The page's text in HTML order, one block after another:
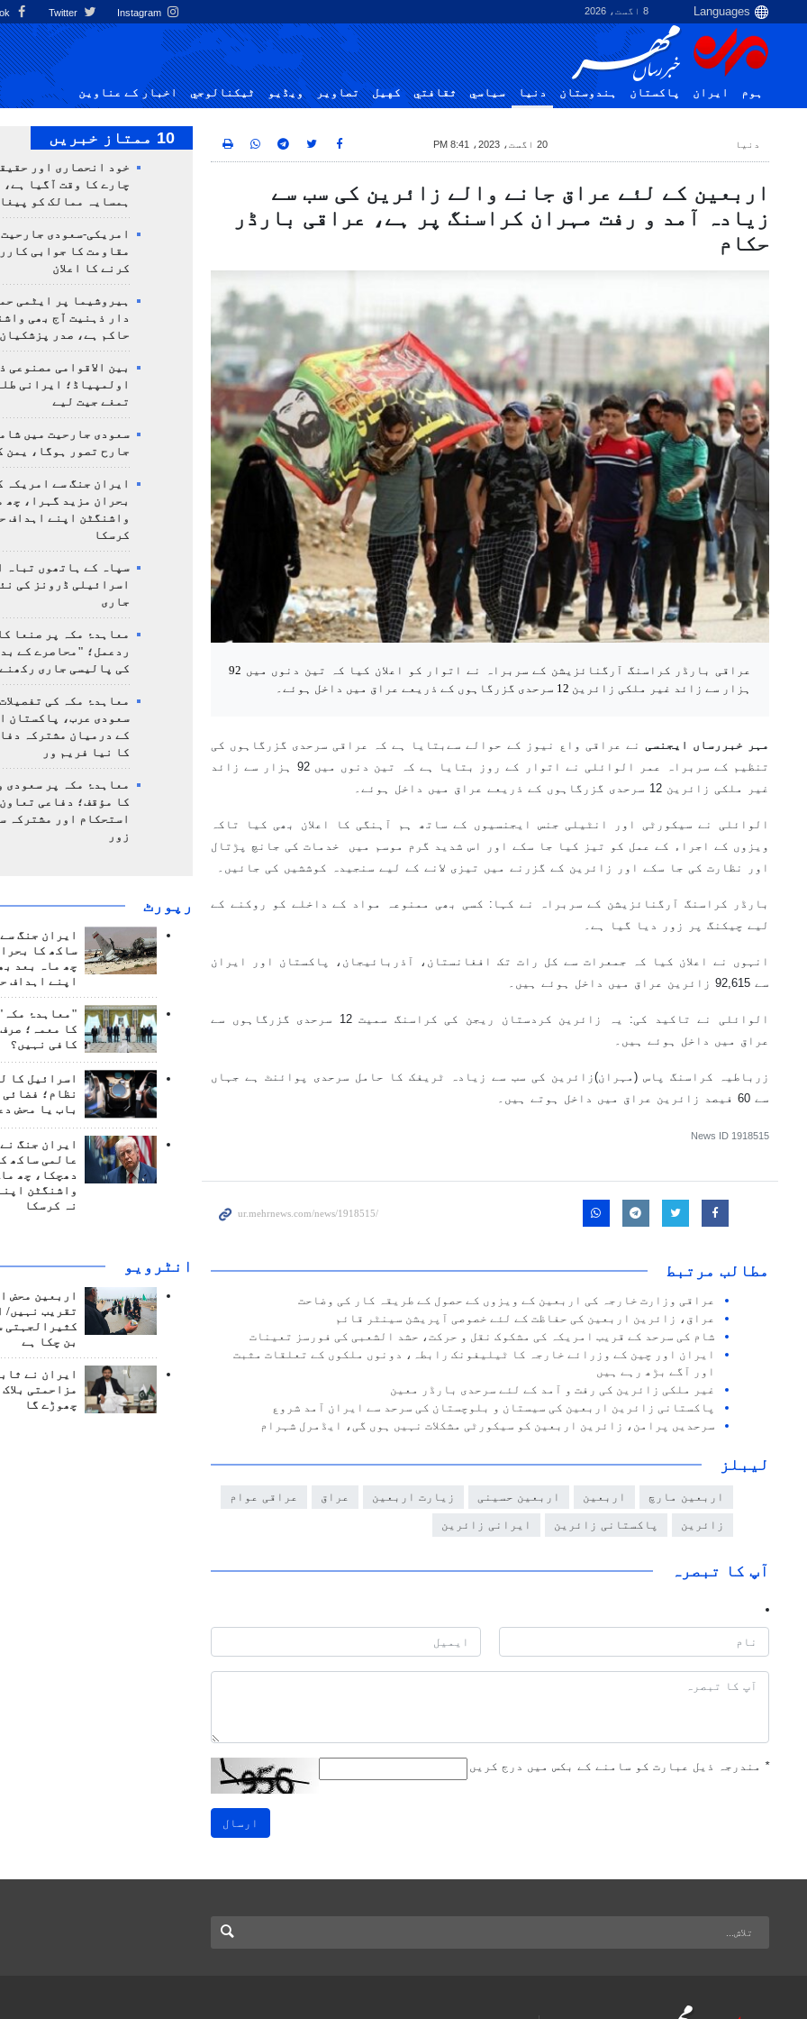
8 اگست، 2026 Instagram
ہوم ایران پاکستان ہندوستان دنیا سياسي ثقافتي کهيل تصاوير ویڈیو ٹيكنالوجي اخبار کے عناوین
دنیا 20 اگست، 2023، 8:41 PM
اربعین کے لئے عراق جانے والے زائرین کی سب سے
زیادہ آمد و رفت مہران کراسنگ پر ہے، عراقی بارڈر
حکام
عراقی بارڈر کراسنگ آرگنائزیشن کے سربراہ نے اتوار کو اعلان کیا کہ تین دنوں میں 92
ہزار سے زائد غیر ملکی زائرین 12 سرحدی گزرگاہوں کے ذریعے عراق میں داخل ہوئے۔
مہر خبررساں ایجنسی نے عراقی واع نیوز کے حوالے سےبتایا ہے کہ عراقی سرحدی گزرگاہوں کی
تنظیم کے سربراہ عمر الوائلی نے اتوار کے روز بتایا ہے کہ تین دنوں میں 92 ہزار سے زائد
غیر ملکی زائرین 12 سرحدی گزرگاہوں کے ذریعے عراق میں داخل ہوئے۔
الوائلی نے سیکورٹی اور انٹیلی جنس ایجنسیوں کے ساتھ ہم آہنگی کا اعلان بھی کیا تاکہ
ویزوں کے اجراء کے عمل کو تیز کیا جا سکے اور اس شدید گرم موسم میں خدمات کی جانچ پڑتال
اور نظارت کی جا سکے اور زائرین کے گزرنے میں تیزی لانے کے لیے سنجیدہ کوششیں کی جائیں۔
بارڈر کراسنگ آرگنائزیشن کے سربراہ نے کہا: کسی بھی ممنوعہ مواد کے داخلے کو روکنے کے
لیے چیکنگ پر زور دیا گیا ہے۔
انہوں نے اعلان کیا کہ جمعرات سے کل رات تک افغانستان، آذربائیجان، پاکستان اور ایران
سے 92,615 زائرین عراق میں داخل ہوئے ہیں۔
الوائلی نے تاکید کی: یہ زائرین کردستان ریجن کی کراسنگ سمیت 12 سرحدی گزرگاہوں سے
عراق میں داخل ہوئے ہیں۔
زرباطیہ کراسنگ پاس (مہران)زائرین کی سب سے زیادہ ٹریفک کا حامل سرحدی پوائنٹ ہے جہاں
سے 60 فیصد زائرین عراق میں داخل ہوتے ہیں۔
News ID 1918515
مطالب مرتبط
عراقی وزارت خارجہ کی اربعین کے ویزوں کے حصول کے طریقہ کار کی وضاحت
عراق، زائرین اربعین کی حفاظت کے لئے خصوصی آپریشن سینٹر قائم
شام کی سرحد کے قریب امریکہ کی مشکوک نقل و حرکت، حشد الشعبی کی فورسز تعینات
ایران اور چین کے وزرائے خارجہ کا ٹیلیفونک رابطہ، دونوں ملکوں کے تعلقات مثبت
اور آگے بڑھ رہے ہیں
غیر ملکی زائرین کی رفت و آمد کے لئے سرحدی بارڈر معین
پاکستانی زائرین اربعین کی سیستان و بلوچستان کی سرحد سے ایران آمد شروع
سرحدیں پرامن، زائرین اربعین کو سیکورٹی مشکلات نہیں ہوں گی، ایڈمرل شہرام
لیبلز
اربعین مارچ اربعین اربعین حسینی زیارت اربعین عراق عراقی عوام
زائرین پاکستانی زائرین ایرانی زائرین
آپ کا تبصرہ
* مندرجہ ذیل عبارت کو سامنے کے بکس میں درج کریں
ارسال
10 ممتاز خبریں
خود انحصاری اور
چارے کا وقت آگیا ہے،
ہمسایہ ممالک کو
امریکی-سعودی
مقاومت کا جوابی
کرنے کا اعلان
ہیروشیما پر ایٹمی
دار ذہنیت آج بھی
حاکم ہے، صدر پزشکیان
بین الاقوامی مصنوعی
تمغے جیت لیے
سعودی جارحیت میں
جارح تصور ہوگا، یمن
ایران جنگ سے امریکہ
بحران مزید گہرا، چھ
واشنگٹن اپنے اہداف
کرسکا
سپاہ کے ہاتھوں تباہ
اسرائیلی ڈرونز کی
جاری
معاہدۂ مکہ پر صنعا
ردعمل؛ "محاصرے کے
کی پالیسی جاری رکھنے
معاہدۂ مکہ کی
سعودی عرب، پاکستان
کے درمیان مشترکہ
کا نیا فریم ور
معاہدۂ مکہ پر سعودی
کا مؤقف؛ دفاعی
استحکام اور مشترکہ
زور
رپورٹ
ایران جنگ
ساکھ کا
چھ ماہ بعد
اپنے اہداف
"معاہدۂ
کا معمہ؛
کافی نہیں؟
اسرائیل کا
نظام؛ فضائی
باب یا محض
ایران جنگ
عالمی ساکھ
دھچکا، چھ
واشنگٹن
نہ کرسکا
انٹرويو
اربعین محض
تقریب نہیں/
کثیرالجہتی
بن چکا ہے
ایران نے
مزاحمتی
چھوڑے گا